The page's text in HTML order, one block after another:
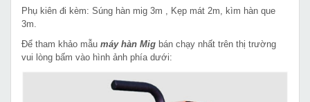
Phụ kiên đi kèm: Súng hàn mig 3m , Kẹp mát 2m, kìm hàn que
3m.
Để tham khảo mẫu máy hàn Mig bán chạy nhất trên thị trường
vui lòng bấm vào hình ảnh phía dưới: